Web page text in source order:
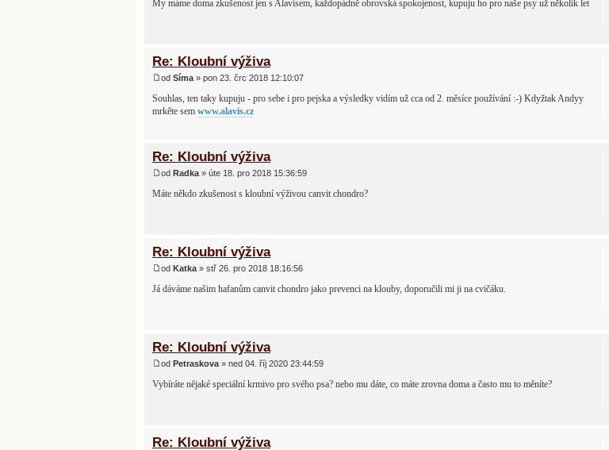
My máme doma zkušenost jen s Alavisem, každopádně obrovská spokojenost, kupuju ho pro naše psy už několik let
Re: Kloubní výživa
od Síma » pon 23. črc 2018 12:10:07
Souhlas, ten taky kupuju - pro sebe i pro pejska a výsledky vidím už cca od 2. měsíce používání :-) Kdyžtak Andyy
mrkěte sem www.alavis.cz
Re: Kloubní výživa
od Radka » úte 18. pro 2018 15:36:59
Máte někdo zkušenost s kloubní výživou canvit chondro?
Re: Kloubní výživa
od Katka » stř 26. pro 2018 18:16:56
Já dáváme našim hafanům canvit chondro jako prevenci na klouby, doporučili mi ji na cvičáku.
Re: Kloubní výživa
od Petraskova » ned 04. říj 2020 23:44:59
Vybíráte nějaké speciální krmivo pro svého psa? nebo mu dáte, co máte zrovna doma a často mu to měníte?
Re: Kloubní výživa